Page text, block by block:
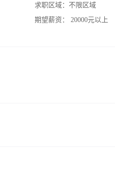
求职区域： 不限区域
期望薪资：
20000元以上